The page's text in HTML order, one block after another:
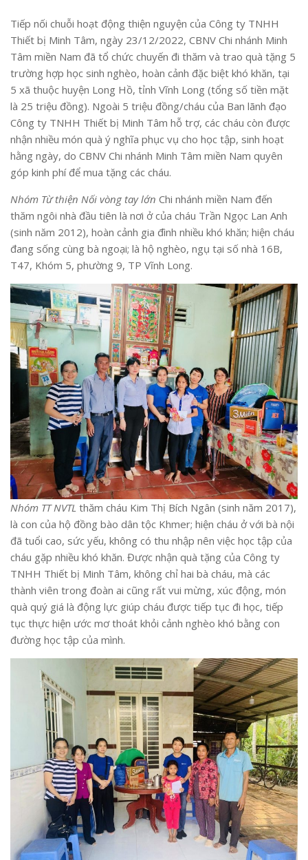
Tiếp nối chuỗi hoạt động thiện nguyện của Công ty TNHH
Thiết bị Minh Tâm, ngày 23/12/2022, CBNV Chi nhánh Minh
Tâm miền Nam đã tổ chức chuyến đi thăm và trao quà tặng 5
trường hợp học sinh nghèo, hoàn cảnh đặc biệt khó khăn, tại
5 xã thuộc huyện Long Hồ, tỉnh Vĩnh Long (tổng số tiền mặt
là 25 triệu đồng). Ngoài 5 triệu đồng/cháu của Ban lãnh đạo
Công ty TNHH Thiết bị Minh Tâm hỗ trợ, các cháu còn được
nhận nhiều món quà ý nghĩa phục vụ cho học tập, sinh hoạt
hằng ngày, do CBNV Chi nhánh Minh Tâm miền Nam quyên
góp kinh phí để mua tặng các cháu.
Nhóm Từ thiện Nối vòng tay lớn Chi nhánh miền Nam đến
thăm ngôi nhà đầu tiên là nơi ở của cháu Trần Ngọc Lan Anh
(sinh năm 2012), hoàn cảnh gia đình nhiều khó khăn; hiện cháu
đang sống cùng bà ngoại; là hộ nghèo, ngụ tại số nhà 16B,
T47, Khóm 5, phường 9, TP Vĩnh Long.
Nhóm TT NVTL thăm cháu Kim Thị Bích Ngân (sinh năm 2017),
là con của hộ đồng bào dân tộc Khmer; hiện cháu ở với bà nội
đã tuổi cao, sức yếu, không có thu nhập nên việc học tập của
cháu gặp nhiều khó khăn. Được nhận quà tặng của Công ty
TNHH Thiết bị Minh Tâm, không chỉ hai bà cháu, mà các
thành viên trong đoàn ai cũng rất vui mừng, xúc động, món
quà quý giá là động lực giúp cháu được tiếp tục đi học, tiếp
tục thực hiện ước mơ thoát khỏi cảnh nghèo khó bằng con
đường học tập của mình.